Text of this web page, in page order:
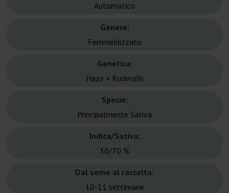
Automatico
Genere:
Femminilizzato
Genetica:
Haze × Ruderalis
Specie:
Principalmente Sativa
Indica/Sativa:
30/70 %
Dal seme al raccolto:
10-11 settimane